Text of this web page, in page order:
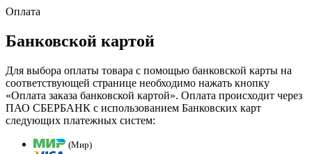
Оплата
Банковской картой
Для выбора оплаты товара с помощью банковской карты на
соответствующей странице необходимо нажать кнопку
«Оплата заказа банковской картой». Оплата происходит через
ПАО СБЕРБАНК с использованием Банковских карт
следующих платежных систем:
(Мир)